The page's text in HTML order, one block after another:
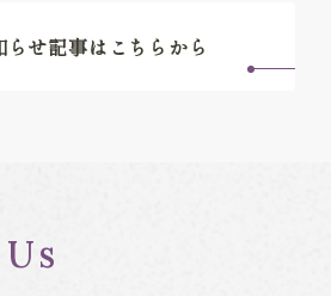
らせ記事はこちらから